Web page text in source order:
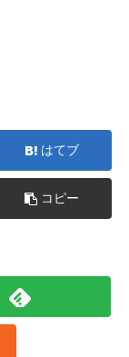
はてブ
コピー